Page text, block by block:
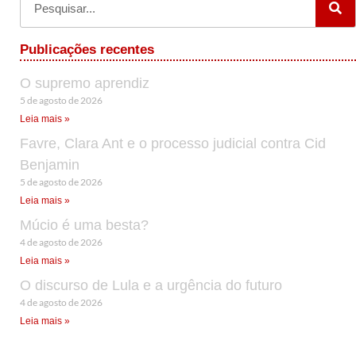
Publicações recentes
O supremo aprendiz
5 de agosto de 2026
Leia mais »
Favre, Clara Ant e o processo judicial contra Cid
Benjamin
5 de agosto de 2026
Leia mais »
Múcio é uma besta?
4 de agosto de 2026
Leia mais »
O discurso de Lula e a urgência do futuro
4 de agosto de 2026
Leia mais »